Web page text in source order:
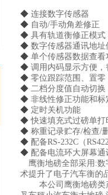
◆ 连接数字传感器
◆ 自动/手动角差修正
◆ 具有轨道衡修正模式
◆ 数字传感器通讯地址
◆ 单个传感器数据查看
◆ 调用内码显示方便
◆ 零位跟踪范围、置零
◆ 二档分度值自动切换
◆ 非线性修正功能和
◆ 定时关机功能
◆ 快速填充式过磅单打
◆ 称重记录贮存/检查/
◆ 配备RS-232C（
◆ 配备电流环大屏幕
鹰衡地磅全部采用 :数
术提升了电子汽车衡的
本公司鹰衡地磅类